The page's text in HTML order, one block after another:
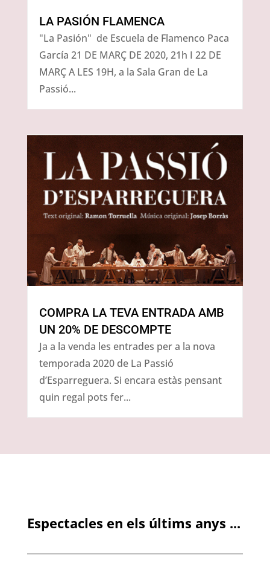
LA PASIÓN FLAMENCA
"La Pasión" de Escuela de Flamenco Paca
García 21 DE MARÇ DE 2020, 21h I 22 DE
MARÇ A LES 19H, a la Sala Gran de La
Passió...
COMPRA LA TEVA ENTRADA AMB
UN 20% DE DESCOMPTE
Ja a la venda les entrades per a la nova
temporada 2020 de La Passió
d’Esparreguera. Si encara estàs pensant
quin regal pots fer...
Espectacles en els últims anys ...